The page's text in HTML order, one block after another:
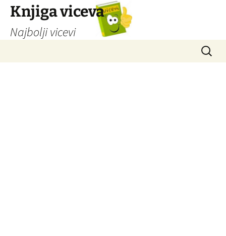
Knjiga viceva
Najbolji vicevi